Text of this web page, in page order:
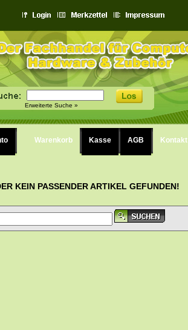
Erweiterte Suche »
Warenkorb Kasse AGB Kontakt
KEIN PASSENDER ARTIKEL GEFUNDEN!